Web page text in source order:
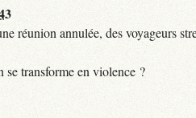
réunion annulée, des voyageurs
transforme en violence ?